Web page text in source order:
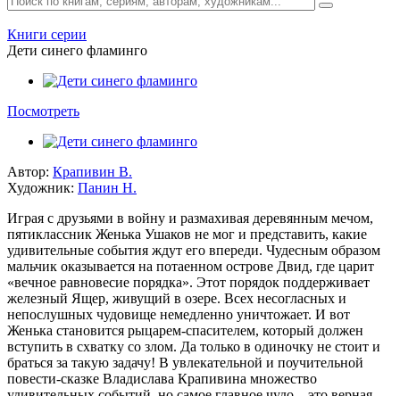
Книги серии
Дети синего фламинго
Посмотреть
Автор: Крапивин В.
Художник: Панин Н.
Играя с друзьями в войну и размахивая деревянным мечом,
пятиклассник Женька Ушаков не мог и представить, какие
удивительные события ждут его впереди. Чудесным образом
мальчик оказывается на потаенном острове Двид, где царит
«вечное равновесие порядка». Этот порядок поддерживает
железный Ящер, живущий в озере. Всех несогласных и
непослушных чудовище немедленно уничтожает. И вот
Женька становится рыцарем-спасителем, который должен
вступить в схватку со злом. Да только в одиночку не стоит и
браться за такую задачу! В увлекательной и поучительной
повести-сказке Владислава Крапивина множество